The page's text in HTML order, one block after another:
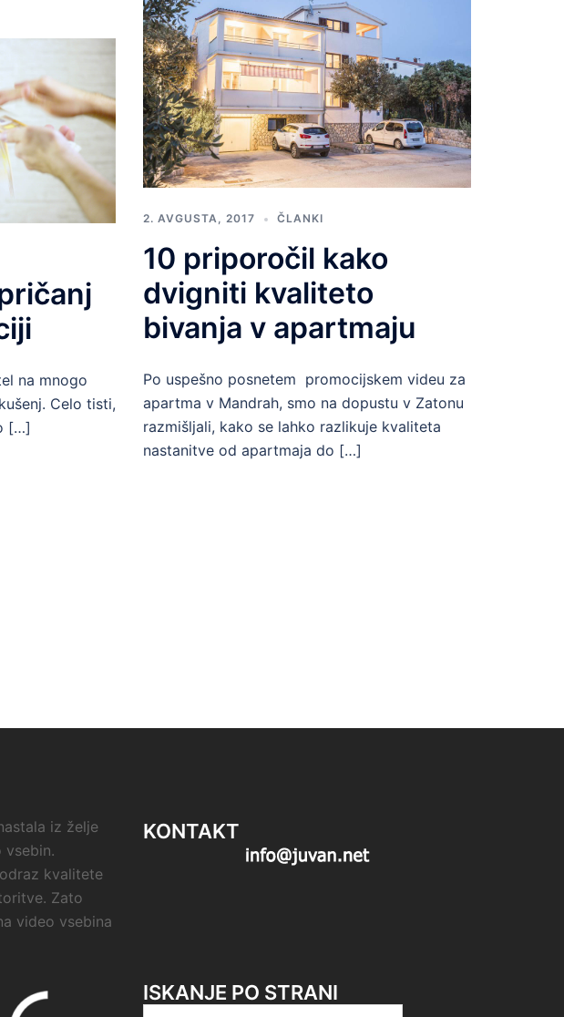
na mnogo
Celo tisti,
[…]
2. AVGUSTA, 2017 ČLANKI
10 priporočil kako
dvigniti kvaliteto
bivanja v apartmaju
Po uspešno posnetem promocijskem videu za
apartma v Mandrah, smo na dopustu v Zatonu
razmišljali, kako se lahko razlikuje kvaliteta
nastanitve od apartmaja do […]
iz želje
vsebin.
kvalitete
Zato
video vsebina
KONTAKT
ISKANJE PO STRANI